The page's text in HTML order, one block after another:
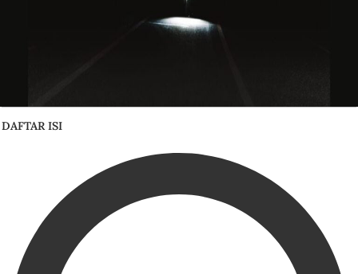
DAFTAR ISI